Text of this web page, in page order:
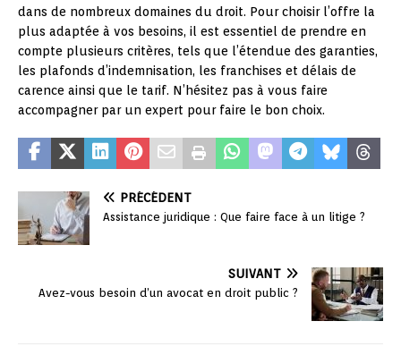
dans de nombreux domaines du droit. Pour choisir l’offre la
plus adaptée à vos besoins, il est essentiel de prendre en
compte plusieurs critères, tels que l’étendue des garanties,
les plafonds d’indemnisation, les franchises et délais de
carence ainsi que le tarif. N’hésitez pas à vous faire
accompagner par un expert pour faire le bon choix.
PRÉCÉDENT
Assistance juridique : Que faire face à un litige ?
SUIVANT
Avez-vous besoin d’un avocat en droit public ?